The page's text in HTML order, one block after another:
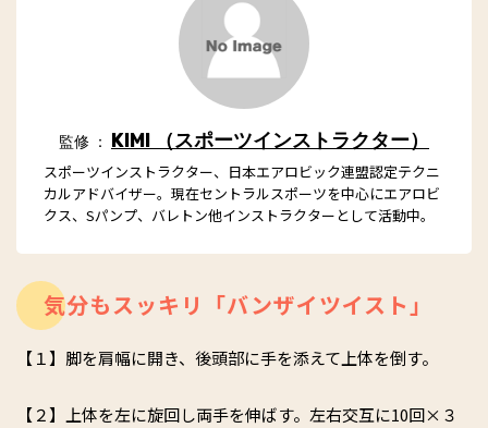
監修 ： KIMI （スポーツインストラクター）
スポーツインストラクター、日本エアロビック連盟認定テクニ
カルアドバイザー。現在セントラルスポーツを中心にエアロビ
クス、Sパンプ、バレトン他インストラクターとして活動中。
気分もスッキリ「バンザイツイスト」
【１】脚を肩幅に開き、後頭部に手を添えて上体を倒す。
【２】上体を左に旋回し両手を伸ばす。左右交互に10回×３